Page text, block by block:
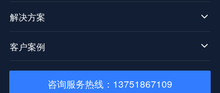
解决方案
客户案例
咨询服务热线：13751867109